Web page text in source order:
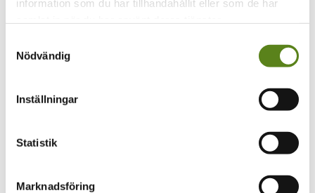
information som du har tillhandahållit eller som de har
Nödvändig
Inställningar
Statistik
Marknadsföring
Våra resurser
För arrangörer
TellUs
Aktuellt